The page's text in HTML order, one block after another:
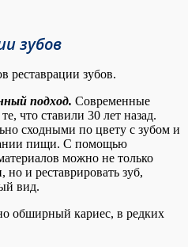
зубов
реставрации зубов.
подход. Современные
что ставили 30 лет назад.
сходными по цвету с зубом и
пищи. С помощью
можно не только
но и реставрировать зуб,
вид.
обширный кариес, в редких